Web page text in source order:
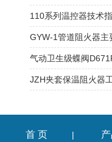
110系列温控器技术
GYW-1管道阻火器主
气动卫生级蝶阀
JZH夹套保温阻火器
首 页 |